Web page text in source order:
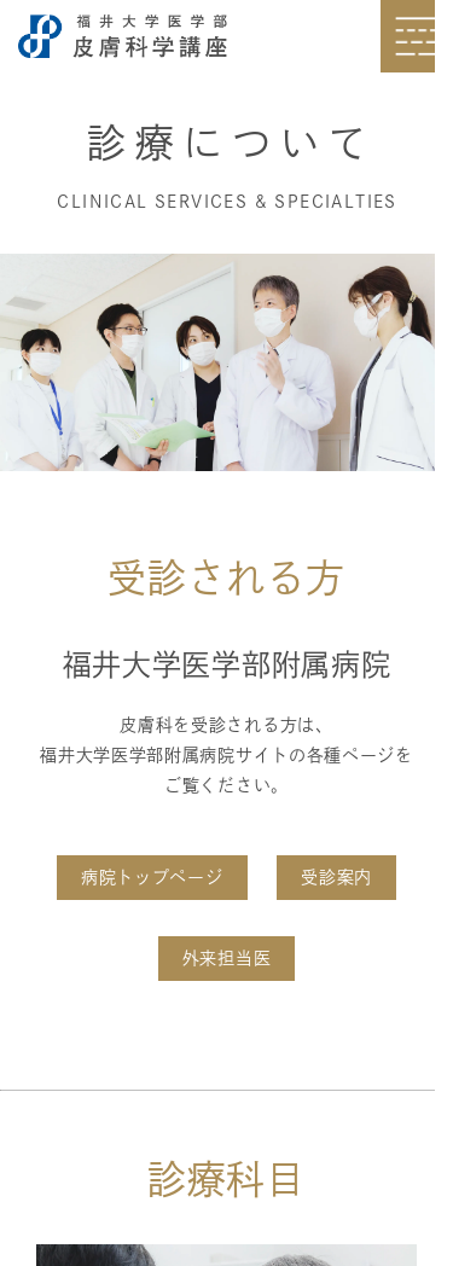
診療について
CLINICAL SERVICES & SPECIALTIES
受診される方
福井大学医学部附属病院
皮膚科を受診される方は、
福井大学医学部附属病院サイトの各種ページを
ご覧ください。
病院トップページ 受診案内
外来担当医
診療科目